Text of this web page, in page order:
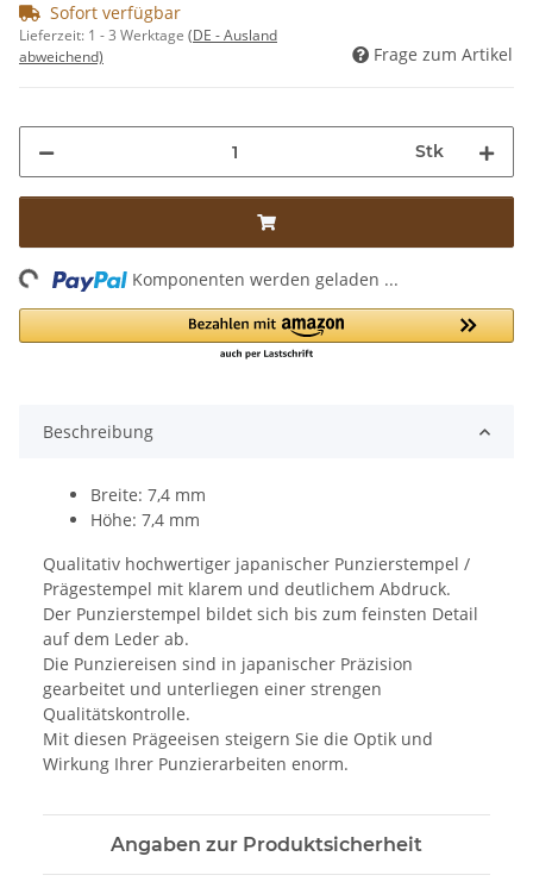
Sofort verfügbar
Lieferzeit: 1 - 3 Werktage (DE - Ausland
abweichend)
Frage zum Artikel
Stk
Komponenten werden geladen ...
Beschreibung
Breite: 7,4 mm
Höhe: 7,4 mm
Qualitativ hochwertiger japanischer Punzierstempel /
Prägestempel mit klarem und deutlichem Abdruck.
Der Punzierstempel bildet sich bis zum feinsten Detail
auf dem Leder ab.
Die Punziereisen sind in japanischer Präzision
gearbeitet und unterliegen einer strengen
Qualitätskontrolle.
Mit diesen Prägeeisen steigern Sie die Optik und
Wirkung Ihrer Punzierarbeiten enorm.
Angaben zur Produktsicherheit